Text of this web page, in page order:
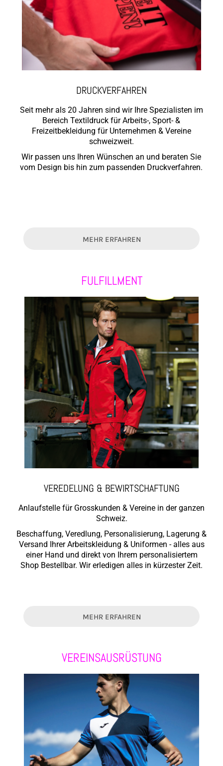
DRUCKVERFAHREN
Seit mehr als 20 Jahren sind wir Ihre Spezialisten im
Bereich Textildruck für Arbeits-, Sport- &
Freizeitbekleidung für Unternehmen & Vereine
schweizweit.
Wir passen uns Ihren Wünschen an und beraten Sie
vom Design bis hin zum passenden Druckverfahren.
MEHR ERFAHREN
FULFILLMENT
VEREDELUNG & BEWIRTSCHAFTUNG
Anlaufstelle für Grosskunden & Vereine in der ganzen
Schweiz.
Beschaffung, Veredlung, Personalisierung, Lagerung &
Versand Ihrer Arbeitskleidung & Uniformen - alles aus
einer Hand und direkt von Ihrem personalisiertem
Shop Bestellbar. Wir erledigen alles in kürzester Zeit.
MEHR ERFAHREN
VEREINSAUSRÜSTUNG